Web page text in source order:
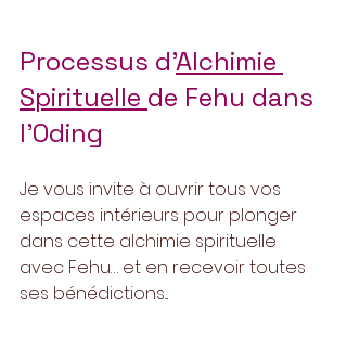
Processus d'Alchimie
Spirituelle de Fehu dans
l'Oding
Je vous invite à ouvrir tous vos
espaces intérieurs pour plonger
dans cette alchimie spirituelle
avec Fehu… et en recevoir toutes
ses bénédictions...